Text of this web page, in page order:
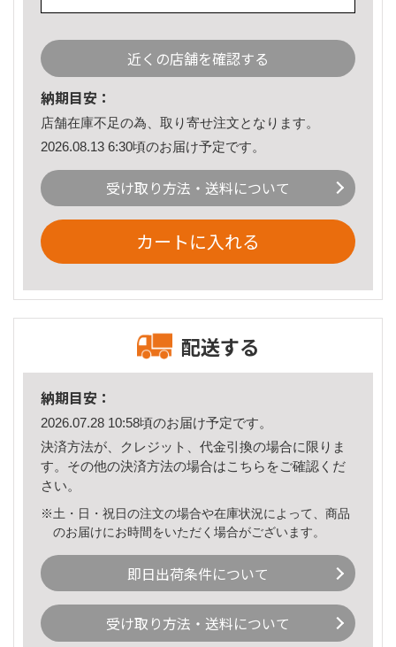
近くの店舗を確認する
納期目安：
店舗在庫不足の為、取り寄せ注文となります。
2026.08.13 6:30頃のお届け予定です。
受け取り方法・送料について
カートに入れる
配送する
納期目安：
2026.07.28 10:58頃のお届け予定です。
決済方法が、クレジット、代金引換の場合に限りま
す。その他の決済方法の場合はこちら をご確認くだ
さい。
※土・日・祝日の注文の場合や在庫状況によって、商品
のお届けにお時間をいただく場合がございます。
即日出荷条件について
受け取り方法・送料について